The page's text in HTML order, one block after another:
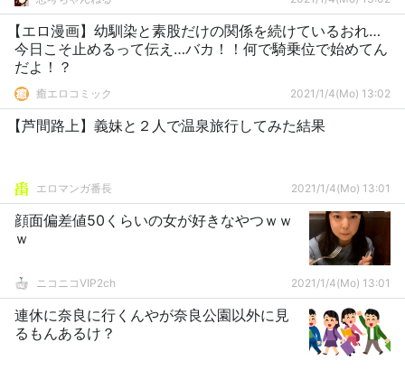
【エロ漫画】幼馴染と素股だけの関係を続けているおれ…
今日こそ止めるって伝え…バカ！！何で騎乗位で始めてん
だよ！？
癒エロコミック 2021/1/4(Mo) 13:02
【芦間路上】義妹と２人で温泉旅行してみた結果
エロマンガ番長 2021/1/4(Mo) 13:01
顔面偏差値50くらいの女が好きなやつｗｗ
ｗ
ニコニコVIP2ch 2021/1/4(Mo) 13:01
連休に奈良に行くんやが奈良公園以外に見
るもんあるけ？